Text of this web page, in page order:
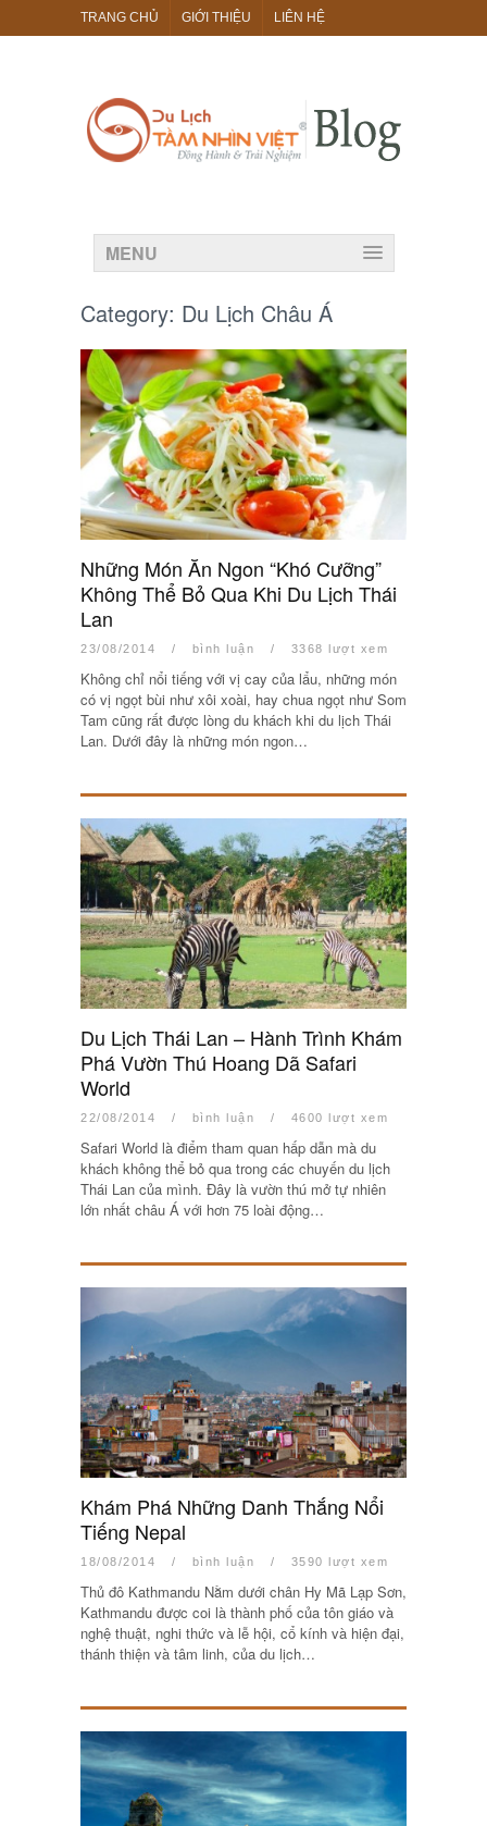
TRANG CHỦ GIỚI THIỆU LIÊN HỆ
MENU
Category: Du Lịch Châu Á
Những Món Ăn Ngon “Khó Cưỡng”
Không Thể Bỏ Qua Khi Du Lịch Thái
Lan
23/08/2014 / bình luận / 3368 lượt xem
Không chỉ nổi tiếng với vị cay của lẩu, những món
có vị ngọt bùi như xôi xoài, hay chua ngọt như Som
Tam cũng rất được lòng du khách khi du lịch Thái
Lan. Dưới đây là những món ngon…
Du Lịch Thái Lan – Hành Trình Khám
Phá Vườn Thú Hoang Dã Safari
World
22/08/2014 / bình luận / 4600 lượt xem
Safari World là điểm tham quan hấp dẫn mà du
khách không thể bỏ qua trong các chuyến du lịch
Thái Lan của mình. Đây là vườn thú mở tự nhiên
lớn nhất châu Á với hơn 75 loài động…
Khám Phá Những Danh Thắng Nổi
Tiếng Nepal
18/08/2014 / bình luận / 3590 lượt xem
Thủ đô Kathmandu Nằm dưới chân Hy Mã Lạp Sơn,
Kathmandu được coi là thành phố của tôn giáo và
nghệ thuật, nghi thức và lễ hội, cổ kính và hiện đại,
thánh thiện và tâm linh, của du lịch…